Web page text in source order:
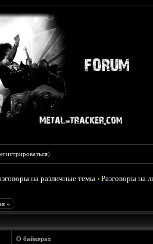
)
на различные темы ›Разговоры на
» 1 - Средняя оценка: 5
О байкерах